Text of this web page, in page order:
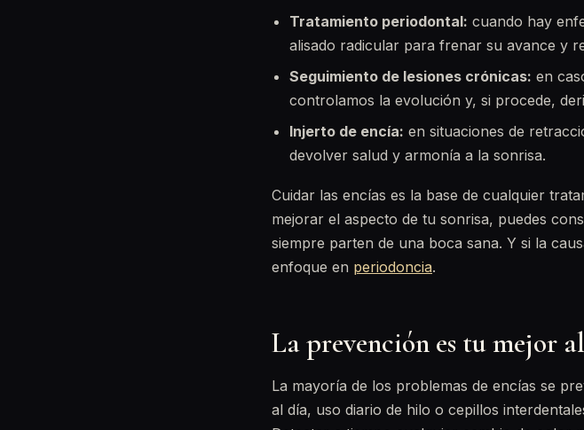
Tratamiento periodontal: cuando hay
alisado radicular para frenar su avance y
Seguimiento de lesiones crónicas: en
controlamos la evolución y, si procede,
Injerto de encía: en situaciones de
devolver salud y armonía a la sonrisa.
Cuidar las encías es la base de cualquier
mejorar el aspecto de tu sonrisa, puedes
siempre parten de una boca sana. Y si la
enfoque en periodoncia.
La prevención es tu mejor
La mayoría de los problemas de encías se
al día, uso diario de hilo o cepillos